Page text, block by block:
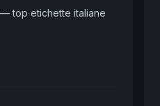
top etichette italiane